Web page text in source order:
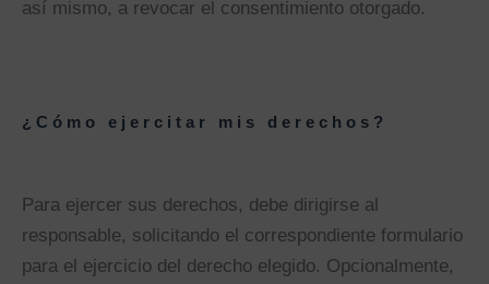
así mismo, a revocar el consentimiento otorgado.
¿Cómo ejercitar mis derechos?
Para ejercer sus derechos, debe dirigirse al
responsable, solicitando el correspondiente formulario
para el ejercicio del derecho elegido. Opcionalmente,